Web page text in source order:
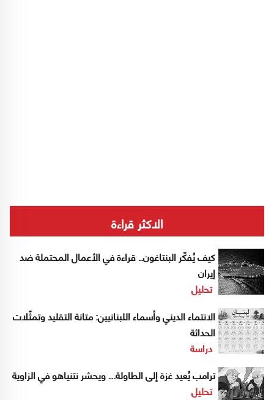
الاكثر قراءة
كيف يُفكّر البنتاغون.. قراءة في الأعمال المحتملة ضد
إيران
تحليل
الانتماء الديني وأسماء اللبنانيين: متانة التقليد وتمثّلات
الحداثة
دراسة
ترامب يُعيد غزة إلى الطاولة... ويحشر نتنياهو في الزاوية
تحليل